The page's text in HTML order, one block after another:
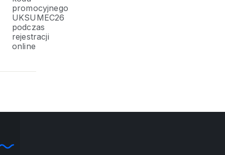
promocyjnego
UKSUMEC26
podczas
rejestracji
online